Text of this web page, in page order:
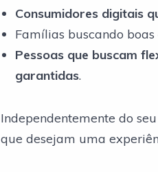
Consumidores digitais
Famílias buscando
Pessoas que buscam
garantidas.
Independentemente do
que desejam uma